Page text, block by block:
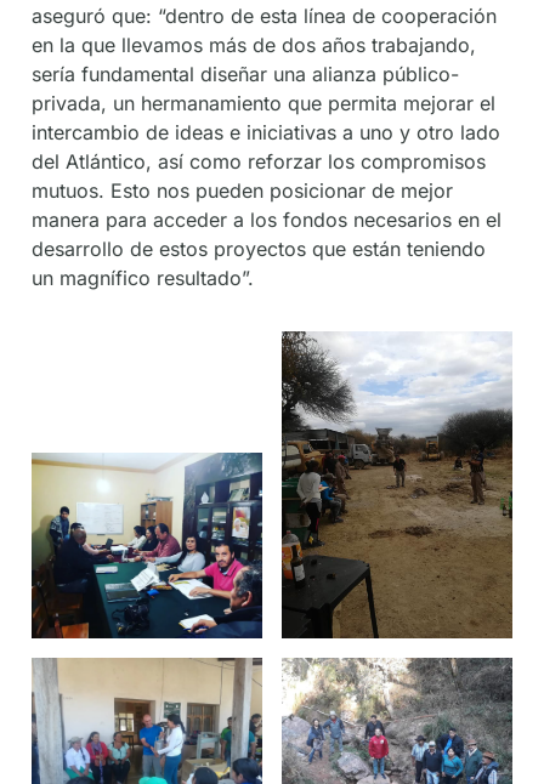
aseguró que: “dentro de esta línea de cooperación
en la que llevamos más de dos años trabajando,
sería fundamental diseñar una alianza público-
privada, un hermanamiento que permita mejorar el
intercambio de ideas e iniciativas a uno y otro lado
del Atlántico, así como reforzar los compromisos
mutuos. Esto nos pueden posicionar de mejor
manera para acceder a los fondos necesarios en el
desarrollo de estos proyectos que están teniendo
un magnífico resultado”.